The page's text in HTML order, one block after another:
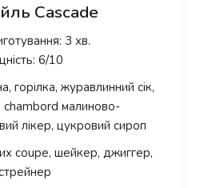
Cascade
3 хв.
6/10
горілка, журавлинний сік,
chambord малиново-
лікер, цукровий сироп
coupe, шейкер, джиггер,